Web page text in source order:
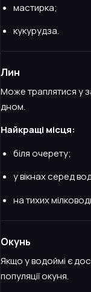
мастирка;
кукурудза.
Лин
Може траплятися у
дном.
Найкращі місця:
біля очерету;
у вікнах серед
на тихих
Окунь
Якщо у водоймі є
популяції окуня.